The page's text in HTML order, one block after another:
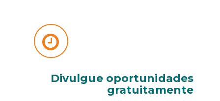
Divulgue oportunidades
gratuitamente